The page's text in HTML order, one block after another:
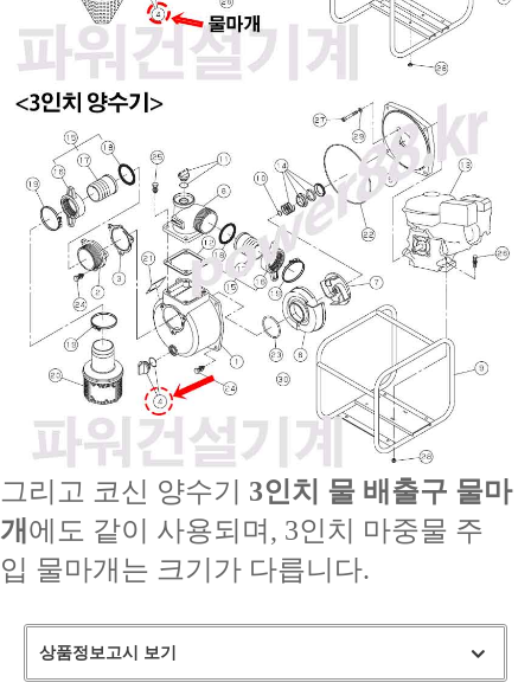
그리고 코신 양수기 3인치 물 배출구 물마
개 에도 같이 사용되며, 3인치 마중물 주
입 물마개는 크기가 다릅니다.
상품정보고시 보기